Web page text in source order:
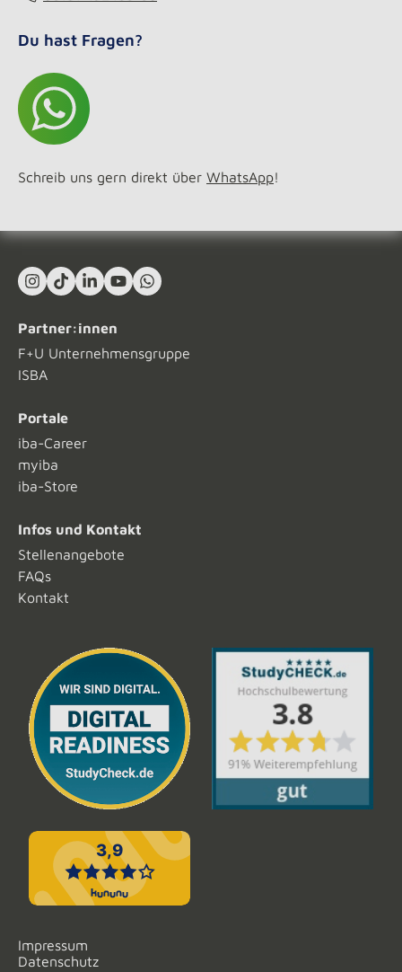
Du hast Fragen?
Schreib uns gern direkt über WhatsApp!
Instagram
TikTokLinkedIn In
YouTubeWhat's App
Partner:innen
F+U Unternehmensgruppe
ISBA
Portale
iba-Career
myiba
iba-Store
Infos und Kontakt
Stellenangebote
FAQs
Kontakt
Impressum
Datenschutz